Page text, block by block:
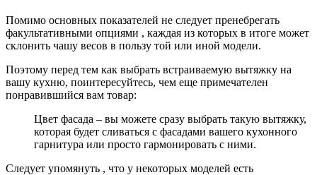
Помимо основных показателей не следует пренебрегать
факультативными опциями , каждая из которых в итоге может
склонить чашу весов в пользу той или иной модели.
Поэтому перед тем как выбрать встраиваемую вытяжку на
вашу кухню, поинтересуйтесь, чем еще примечателен
понравившийся вам товар:
Цвет фасада – вы можете сразу выбрать такую вытяжку,
которая будет сливаться с фасадами вашего кухонного
гарнитура или просто гармонировать с ними.
Следует упомянуть , что у некоторых моделей есть